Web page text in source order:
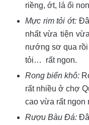
riềng, ớt, lá ổi
Mực rim tỏi ớt:
nhất vừa tiện
nướng sơ qua
tỏi… rất ngon.
Rong biển khô:
rất nhiều ở chợ
cao vừa rất ngon
Rượu Bàu Đá: